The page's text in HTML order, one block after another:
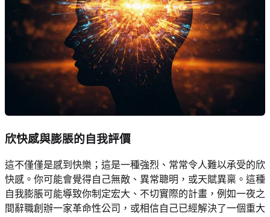
欣快感與膨脹的自我評價
這不僅僅是感到快樂；這是一種強烈、常常令人難以承受的欣
快感。你可能會覺得自己無敵、異常聰明，或天賦異稟。這種
自我膨脹可能導致你制定宏大、不切實際的計畫，例如一夜之
間辭職創辦一家革命性公司，或相信自己已經解決了一個重大